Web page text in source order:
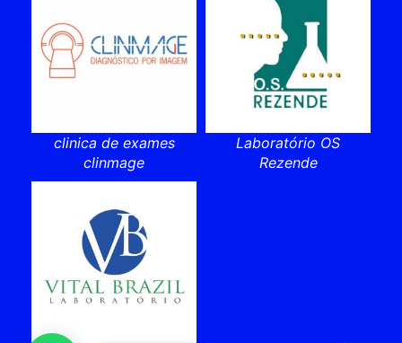
clinica de exames
clinmage
Laboratório OS
Rezende